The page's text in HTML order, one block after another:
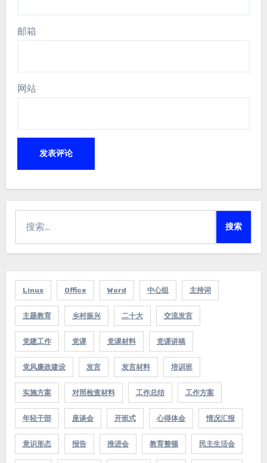
邮箱
网站
索：
Linux Office Word 中心组 主持词
主题教育 乡村振兴 二十大 交流发言
党建工作 党课 党课材料 党课讲稿
党风廉政建设 发言 发言材料 培训班
实施方案 对照检查材料 工作总结 工作方案
年轻干部 座谈会 开班式 心得体会 情况汇报
意识形态 报告 推进会 教育整顿 民主生活会